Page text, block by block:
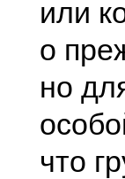
или
о
но
что